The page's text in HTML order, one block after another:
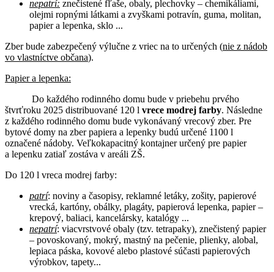
nepatrí: znečistené fľaše, obaly, plechovky – chemikáliami,
olejmi ropnými látkami a zvyškami potravín, guma, molitan,
papier a lepenka, sklo ...
Zber bude zabezpečený výlučne z vriec na to určených (nie z nádob
vo vlastníctve občana).
Papier a lepenka:
Do každého rodinného domu bude v priebehu prvého
štvrťroku 2025 distribuované 120 l vrece modrej farby. Následne
z každého rodinného domu bude vykonávaný vrecový zber. Pre
bytové domy na zber papiera a lepenky budú určené 1100 l
označené nádoby. Veľkokapacitný kontajner určený pre papier
a lepenku zatiaľ zostáva v areáli ZŠ.
Do 120 l vreca modrej farby:
patrí: noviny a časopisy, reklamné letáky, zošity, papierové
vrecká, kartóny, obálky, plagáty, papierová lepenka, papier –
krepový, baliaci, kancelársky, katalógy ...
nepatrí: viacvrstvové obaly (tzv. tetrapaky), znečistený papier
– povoskovaný, mokrý, mastný na pečenie, plienky, alobal,
lepiaca páska, kovové alebo plastové súčasti papierových
výrobkov, tapety...